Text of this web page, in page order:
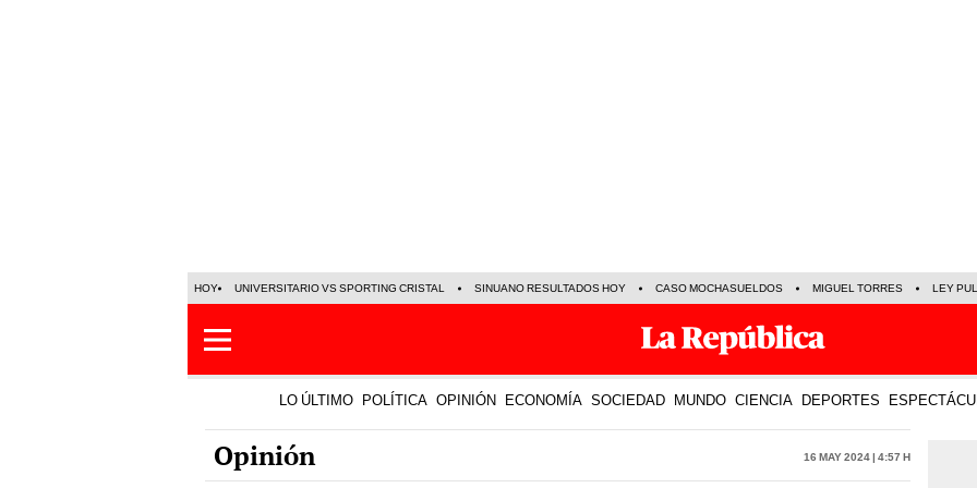
HOY UNIVERSITARIO VS SPORTING CRISTAL SINUANO RESULTADOS HOY CASO MOCHASUELDOS MIGUEL TORRES LEY
LO ÚLTIMO POLÍTICA OPINIÓN ECONOMÍA SOCIEDAD MUNDO CIENCIA DEPORTES
Opinión 16 May 2024 | 4:57 h